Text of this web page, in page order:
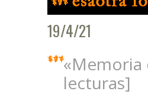
19/4/21
«Memoria
lecturas]